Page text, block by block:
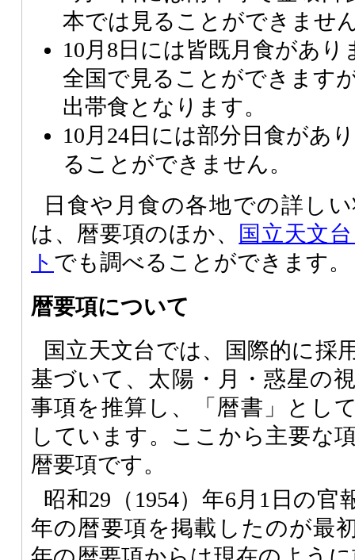
本では見ることができませ
10月8日には皆既月食があ
全国で見ることができます
出帯食となります。
10月24日には部分日食があ
ることができません。
日食や月食の各地での詳し
は、暦要項のほか、
国立天文
ト でも調べることができます。
暦要項について
国立天文台では、国際的に採
基づいて、太陽・月・惑星の
事項を推算し、「暦書」とし
しています。ここから主要な
暦要項です。
昭和29（1954）年6月1日の官
年の暦要項を掲載したのが最